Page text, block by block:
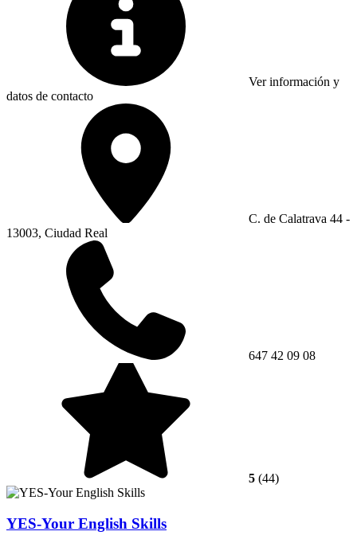
Ver información y
datos de contacto
C. de Calatrava 44 -
13003, Ciudad Real
647 42 09 08
5 (44)
YES-Your English Skills